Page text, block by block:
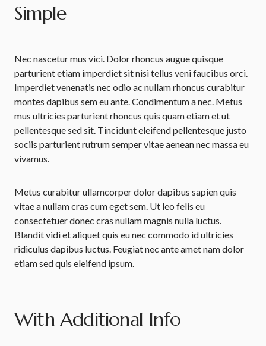
Simple
Nec nascetur mus vici. Dolor rhoncus augue quisque
parturient etiam imperdiet sit nisi tellus veni faucibus orci.
Imperdiet venenatis nec odio ac nullam rhoncus curabitur
montes dapibus sem eu ante. Condimentum a nec. Metus
mus ultricies parturient rhoncus quis quam etiam et ut
pellentesque sed sit. Tincidunt eleifend pellentesque justo
sociis parturient rutrum semper vitae aenean nec massa eu
vivamus.
Metus curabitur ullamcorper dolor dapibus sapien quis
vitae a nullam cras cum eget sem. Ut leo felis eu
consectetuer donec cras nullam magnis nulla luctus.
Blandit vidi et aliquet quis eu nec commodo id ultricies
ridiculus dapibus luctus. Feugiat nec ante amet nam dolor
etiam sed quis eleifend ipsum.
With Additional Info